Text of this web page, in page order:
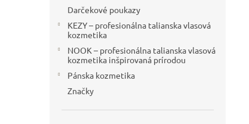
Darčekové poukazy
KEZY – profesionálna talianska vlasová
kozmetika
NOOK – profesionálna talianska vlasová
kozmetika inšpirovaná prírodou
Pánska kozmetika
Značky